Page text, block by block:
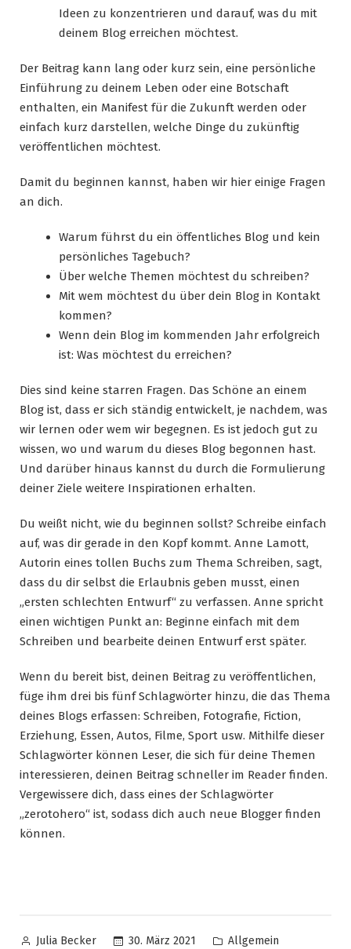
Ideen zu konzentrieren und darauf, was du mit
deinem Blog erreichen möchtest.
Der Beitrag kann lang oder kurz sein, eine persönliche
Einführung zu deinem Leben oder eine Botschaft
enthalten, ein Manifest für die Zukunft werden oder
einfach kurz darstellen, welche Dinge du zukünftig
veröffentlichen möchtest.
Damit du beginnen kannst, haben wir hier einige Fragen
an dich.
Warum führst du ein öffentliches Blog und kein
persönliches Tagebuch?
Über welche Themen möchtest du schreiben?
Mit wem möchtest du über dein Blog in Kontakt
kommen?
Wenn dein Blog im kommenden Jahr erfolgreich
ist: Was möchtest du erreichen?
Dies sind keine starren Fragen. Das Schöne an einem
Blog ist, dass er sich ständig entwickelt, je nachdem, was
wir lernen oder wem wir begegnen. Es ist jedoch gut zu
wissen, wo und warum du dieses Blog begonnen hast.
Und darüber hinaus kannst du durch die Formulierung
deiner Ziele weitere Inspirationen erhalten.
Du weißt nicht, wie du beginnen sollst? Schreibe einfach
auf, was dir gerade in den Kopf kommt. Anne Lamott,
Autorin eines tollen Buchs zum Thema Schreiben, sagt,
dass du dir selbst die Erlaubnis geben musst, einen
„ersten schlechten Entwurf“ zu verfassen. Anne spricht
einen wichtigen Punkt an: Beginne einfach mit dem
Schreiben und bearbeite deinen Entwurf erst später.
Wenn du bereit bist, deinen Beitrag zu veröffentlichen,
füge ihm drei bis fünf Schlagwörter hinzu, die das Thema
deines Blogs erfassen: Schreiben, Fotografie, Fiction,
Erziehung, Essen, Autos, Filme, Sport usw. Mithilfe dieser
Schlagwörter können Leser, die sich für deine Themen
interessieren, deinen Beitrag schneller im Reader finden.
Vergewissere dich, dass eines der Schlagwörter
„zerotohero“ ist, sodass dich auch neue Blogger finden
können.
Veröffentlicht
Julia Becker 30. März 2021
Veröffentlicht
Allgemein